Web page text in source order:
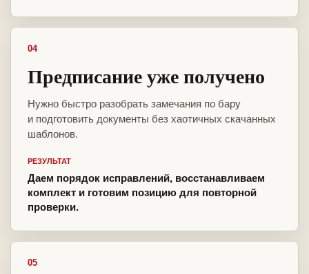
04
Предписание уже получено
Нужно быстро разобрать замечания по бару
и подготовить документы без хаотичных скачанных
шаблонов.
РЕЗУЛЬТАТ
Даем порядок исправлений, восстанавливаем
комплект и готовим позицию для повторной
проверки.
05